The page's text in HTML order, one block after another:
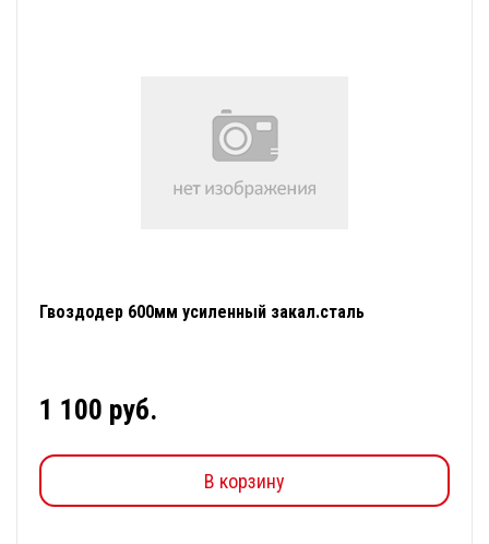
Гвоздодер 600мм усиленный закал.сталь
1 100 руб.
В корзину